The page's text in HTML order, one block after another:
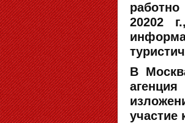
20202
В
участие